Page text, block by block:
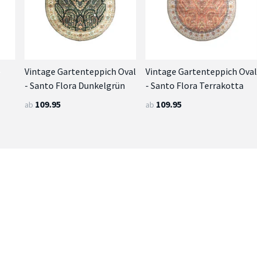
Vintage Gartenteppich Oval
- Santo Flora Dunkelgrün
ab 109.95
Vintage Gartenteppich Oval
- Santo Flora Terrakotta
ab 109.95